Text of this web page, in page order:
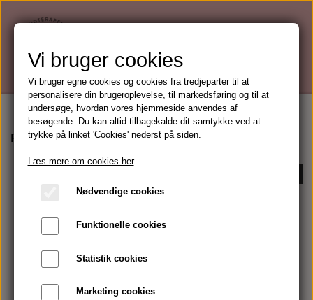
Forside Post Recovery
Vi bruger cookies
Vi bruger egne cookies og cookies fra tredjeparter til at
personalisere din brugeroplevelse, til markedsføring og til at
undersøge, hvordan vores hjemmeside anvendes af
besøgende. Du kan altid tilbagekalde dit samtykke ved at
trykke på linket 'Cookies' nederst på siden.
Læs mere om cookies her
Nødvendige cookies
Funktionelle cookies
Statistik cookies
Marketing cookies